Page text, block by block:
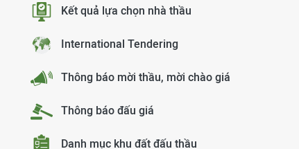
Kết quả lựa chọn nhà thầu
International Tendering
Thông báo mời thầu, mời chào giá
Thông báo đấu giá
Danh mục khu đất đấu thầu